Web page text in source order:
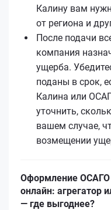
Калину вам
от региона и
После подачи
компания
ущерба.
поданы в срок,
Калина или
уточнить,
вашем случае,
возмещении
Оформление ОСАГО
онлайн: агрегатор
— где выгоднее?